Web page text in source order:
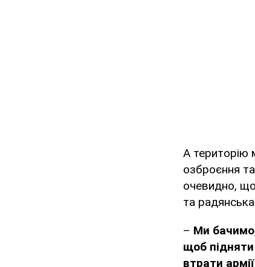
А територію
озброєння
очевидно, що
та
– Ми
щоб
втрати